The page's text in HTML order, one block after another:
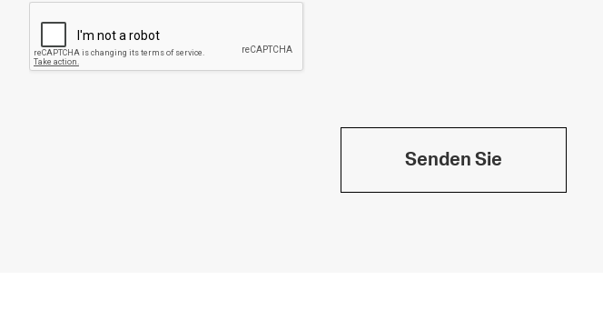
Senden Sie